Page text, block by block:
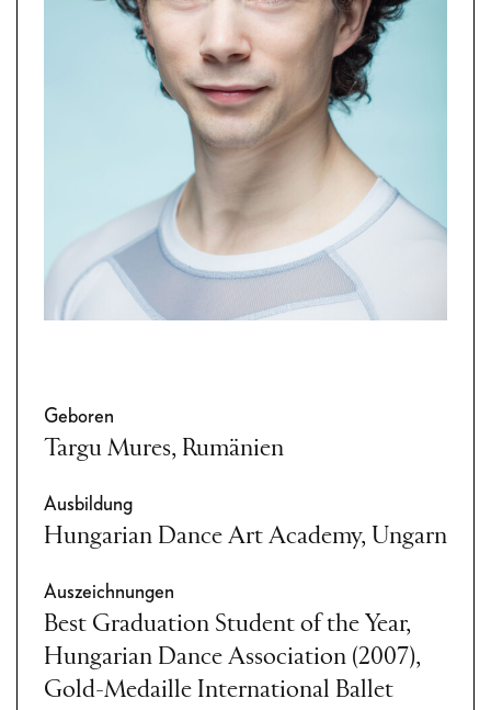
Geboren
Targu Mures, Rumänien
Ausbildung
Hungarian Dance Art Academy, Ungarn
Auszeichnungen
Best Graduation Student of the Year,
Hungarian Dance Association (2007),
Gold-Medaille International Ballet